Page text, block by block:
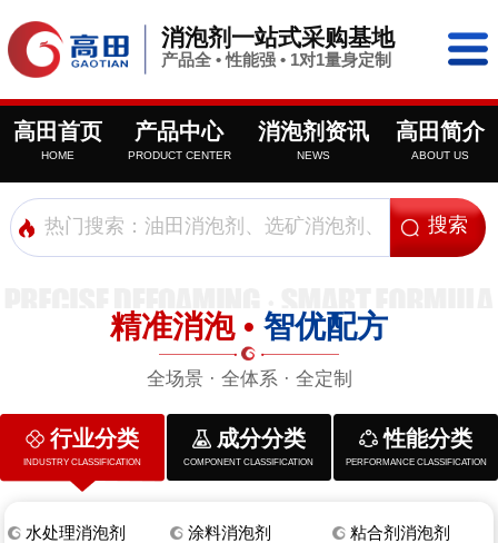
消泡剂一站式采购基地
产品全 • 性能强 • 1对1量身定制
高田首页
HOME
产品中心
PRODUCT CENTER
消泡剂资讯
NEWS
高田简介
ABOUT US
精准消泡 • 智优配方
全场景 · 全体系 · 全定制
行业分类
INDUSTRY CLASSIFICATION
成分分类
COMPONENT CLASSIFICATION
性能分类
PERFORMANCE CLASSIFICATION
水处理消泡剂 涂料消泡剂 粘合剂消泡剂